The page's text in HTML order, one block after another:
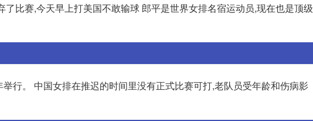
比赛,今天早上打美国不敢输球 郎平是世界女排名宿运动员,现在也是顶级
行。 中国女排在推迟的时间里没有正式比赛可打,老队员受年龄和伤病影